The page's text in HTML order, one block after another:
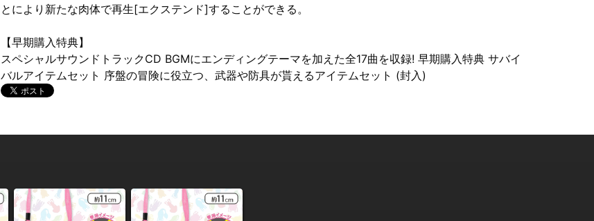
とにより新たな肉体で再生[エクステンド]することができる。
【早期購入特典】
スペシャルサウンドトラックCD BGMにエンディングテーマを加えた全17曲を収録! 早期購入特典 サバイ
バルアイテムセット 序盤の冒険に役立つ、武器や防具が貰えるアイテムセット (封入)